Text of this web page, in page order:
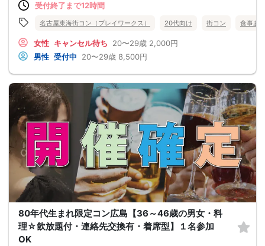
受付終了まで12時間
名古屋東海街コン（プレイワークス） 20代向け 街コン 食事あ
女性 キャンセル待ち 20〜29歳 2,000円
男性 受付中 20〜29歳 8,500円
80年代生まれ限定コン広島【36～46歳の男女・料
理☆飲放題付・連絡先交換有・着席型】１名参加
OK